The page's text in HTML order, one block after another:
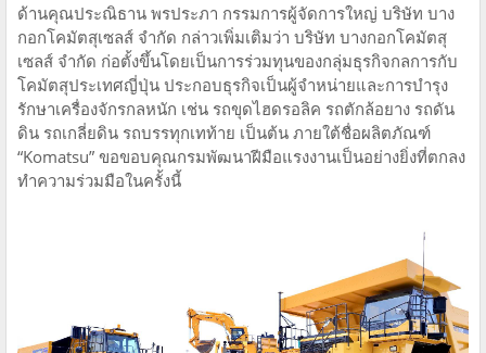
ด้านคุณประณิธาน พรประภา กรรมการผู้จัดการใหญ่ บริษัท บาง
กอกโคมัตสุเซลส์ จำกัด กล่าวเพิ่มเติมว่า บริษัท บางกอกโคมัตสุ
เซลส์ จำกัด ก่อตั้งขึ้นโดยเป็นการร่วมทุนของกลุ่มธุรกิจกลการกับ
โคมัตสุประเทศญี่ปุ่น ประกอบธุรกิจเป็นผู้จำหน่ายและการบำรุง
รักษาเครื่องจักรกลหนัก เช่น รถขุดไฮดรอลิค รถตักล้อยาง รถดัน
ดิน รถเกลี่ยดิน รถบรรทุกเทท้าย เป็นต้น ภายใต้ชื่อผลิตภัณฑ์
“Komatsu” ขอขอบคุณกรมพัฒนาฝีมือแรงงานเป็นอย่างยิ่งที่ตกลง
ทำความร่วมมือในครั้งนี้